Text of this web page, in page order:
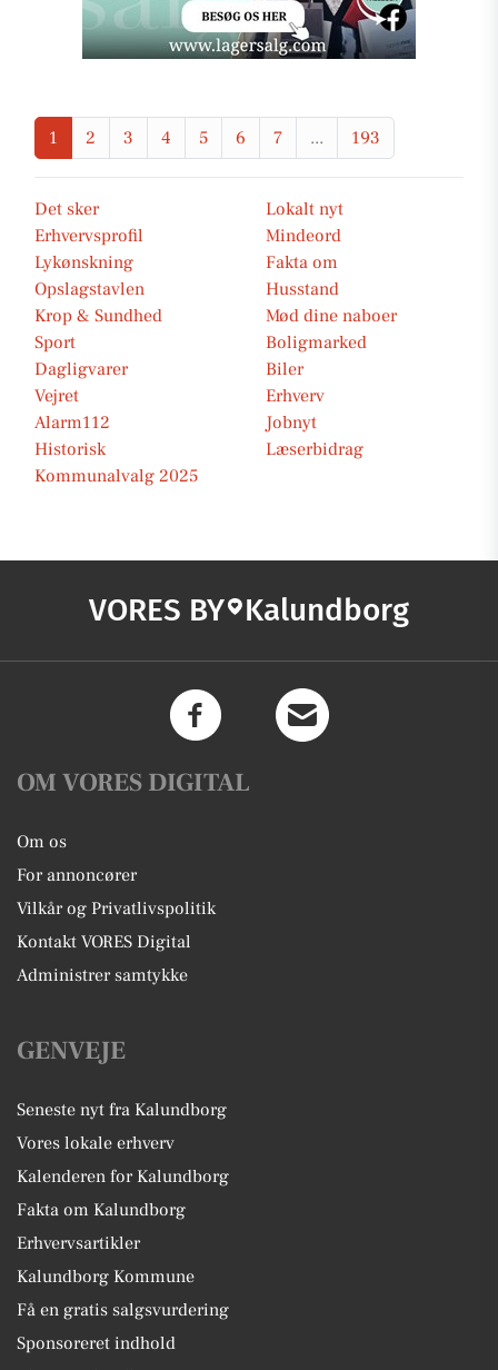
1 2 3 4 5 6 7 ... 193
Det sker
Lokalt nyt
Erhvervsprofil
Mindeord
Lykønskning
Fakta om
Opslagstavlen
Husstand
Krop & Sundhed
Mød dine naboer
Sport
Boligmarked
Dagligvarer
Biler
Vejret
Erhverv
Alarm112
Jobnyt
Historisk
Læserbidrag
Kommunalvalg 2025
VORES BY Kalundborg
OM VORES DIGITAL
Om os
For annoncører
Vilkår og Privatlivspolitik
Kontakt VORES Digital
Administrer samtykke
GENVEJE
Seneste nyt fra Kalundborg
Vores lokale erhverv
Kalenderen for Kalundborg
Fakta om Kalundborg
Erhvervsartikler
Kalundborg Kommune
Få en gratis salgsvurdering
Sponsoreret indhold